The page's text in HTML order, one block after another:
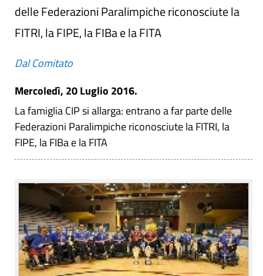
delle Federazioni Paralimpiche riconosciute la
FITRI, la FIPE, la FIBa e la FITA
Dal Comitato
Mercoledì, 20 Luglio 2016.
La famiglia CIP si allarga: entrano a far parte delle
Federazioni Paralimpiche riconosciute la FITRI, la
FIPE, la FIBa e la FITA